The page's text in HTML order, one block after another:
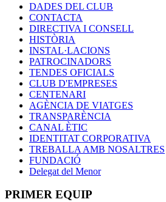
DADES DEL CLUB
CONTACTA
DIRECTIVA I CONSELL
HISTÒRIA
INSTAL·LACIONS
PATROCINADORS
TENDES OFICIALS
CLUB D'EMPRESES
CENTENARI
AGÈNCIA DE VIATGES
TRANSPARÈNCIA
CANAL ÈTIC
IDENTITAT CORPORATIVA
TREBALLA AMB NOSALTRES
FUNDACIÓ
Delegat del Menor
PRIMER EQUIP